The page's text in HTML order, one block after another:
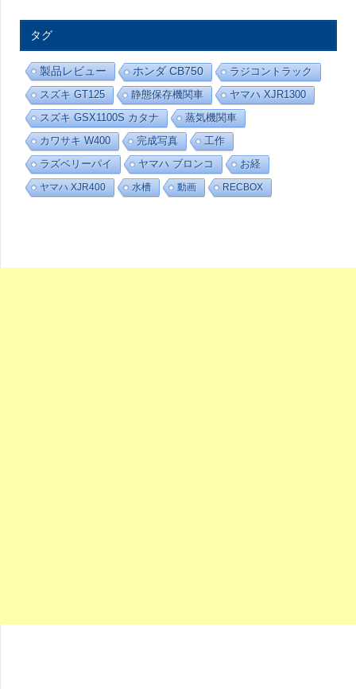
屋
カ
テ
ゴ
リ
ー
タグ
製品レビュー ホンダ CB750
ラジコントラック
スズキ GT125
静態保存機関車
ヤマハ XJR1300
スズキ GSX1100S カタナ
蒸気機関車
カワサキ W400
完成写真
工作
ラズベリーパイ
ヤマハ ブロンコ お経
ヤマハ XJR400 水槽 動画 RECBOX